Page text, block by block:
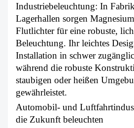
Industriebeleuchtung: In
Lagerhallen sorgen
Flutlichter für eine robuste,
Beleuchtung. Ihr leichtes
Installation in schwer
während die robuste
staubigen oder heißen
gewährleistet.
Automobil- und
die Zukunft beleuchten